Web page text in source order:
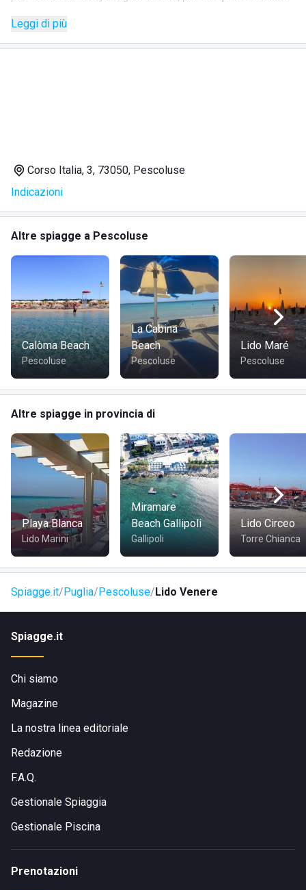
prendere il sole. Questo Lido fornisce ai clienti una vasta
gamma di servizi.
igienici
Noleggio teli mare con un piccolo sovrapprezzo
(5€/giorno)
Ristorazione con servizio self service e ristorante à la
carte attivo a pranzo
Pizzeria, braceria e cene direttamente sulla spiaggia
disponibili la sera
Possibilità di celebrare cerimonie con annesso servizio
di catering
DOVE SI TROVA LIDO VENERE
Lo stabilimento si trova a Posto Vecchio - Marina di
in provincia di Lecce, Puglia. Questa località è
rinomata per le sue spettacolari viste sul mare e la
meravigliosa atmosfera costiera che offre ai suoi visitatori
un'esperienza balneare unica e rilassante.
COME RAGGIUNGERE LIDO VENERE
Lo stabilimento può essere raggiunto comodamente sia in
macchina che in moto. Si trova in una posizione facilmente
accessibile anche per chi proviene dai paesi limitrofi,
Leggi di più
Corso Italia, 3, 73050, Pescoluse
Indicazioni
Altre spiagge a Pescoluse
Calòma Beach
Pescoluse
La Cabina
Beach
Pescoluse
Lido Maré
Pescoluse
Altre spiagge in provincia di
Playa Blanca
Lido Marini
Miramare
Beach Gallipoli
Gallipoli
Lido Circeo
Torre Chianca
Spiagge.it Puglia Pescoluse Lido Venere
Spiagge.it
Chi siamo
Magazine
La nostra linea editoriale
Redazione
F.A.Q.
Gestionale Spiaggia
Gestionale Piscina
Prenotazioni